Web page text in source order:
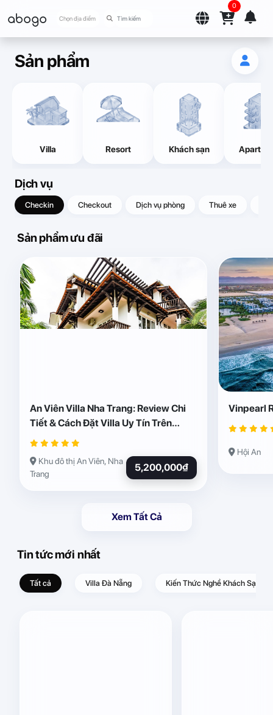
abogo Chọn địa điểm
0
Sản phẩm
Villa Resort Khách sạn
Dịch vụ
Checkin Checkout Dịch vụ phòng Thuê xe
Sản phẩm ưu đãi
An Viên Villa Nha Trang: Review Chi
Tiết & Cách Đặt Villa Uy Tín Trên
Abogo
Khu đô thị An Viên, Nha
Trang
5,200,000₫
Vinpearl
Hội An
Xem Tất Cả
Tin tức mới nhất
Tất cả Villa Đà Nẵng Kiến Thức Nghề Khách Sạn –